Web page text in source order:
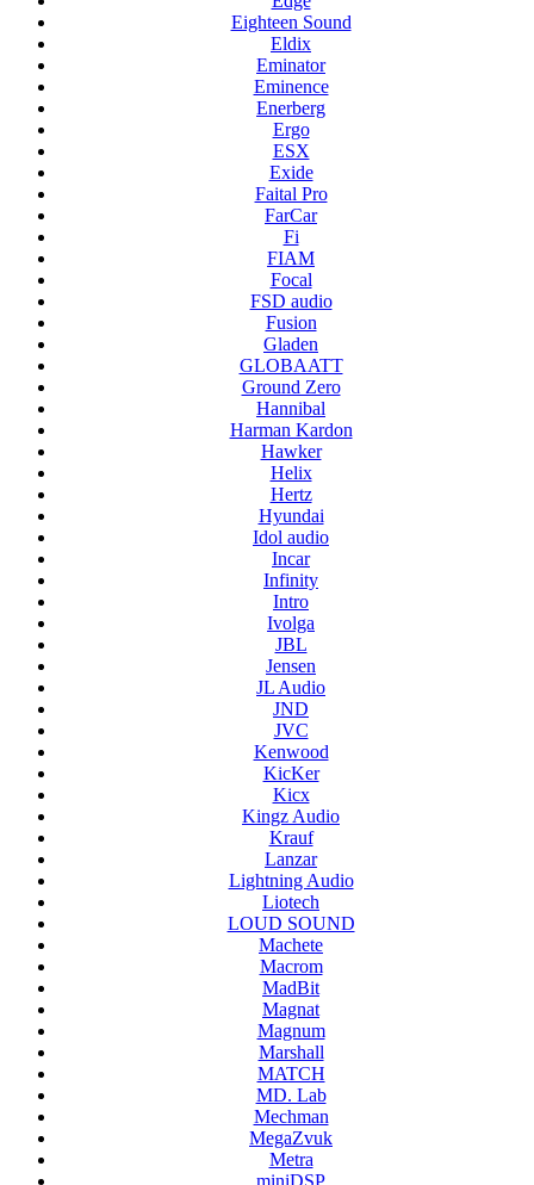
Eighteen Sound
Eldix
Eminator
Eminence
Enerberg
Ergo
ESX
Exide
Faital Pro
FarCar
Fi
FIAM
Focal
FSD audio
Fusion
Gladen
GLOBAATT
Ground Zero
Hannibal
Harman Kardon
Hawker
Helix
Hertz
Hyundai
Idol audio
Incar
Infinity
Intro
Ivolga
JBL
Jensen
JL Audio
JND
JVC
Kenwood
KicKer
Kicx
Kingz Audio
Krauf
Lanzar
Lightning Audio
Liotech
LOUD SOUND
Machete
Macrom
MadBit
Magnat
Magnum
Marshall
MATCH
MD. Lab
Mechman
MegaZvuk
Metra